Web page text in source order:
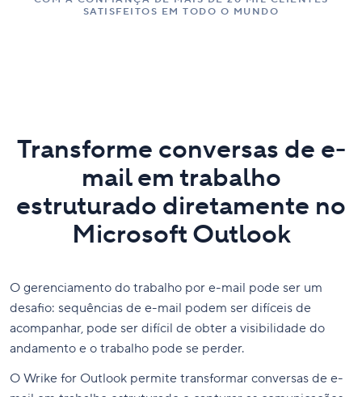
SATISFEITOS EM TODO O MUNDO
Transforme conversas de e-
mail em trabalho
estruturado diretamente no
Microsoft Outlook
O gerenciamento do trabalho por e-mail pode ser um
desafio: sequências de e-mail podem ser difíceis de
acompanhar, pode ser difícil de obter a visibilidade do
andamento e o trabalho pode se perder.
O Wrike for Outlook permite transformar conversas de e-